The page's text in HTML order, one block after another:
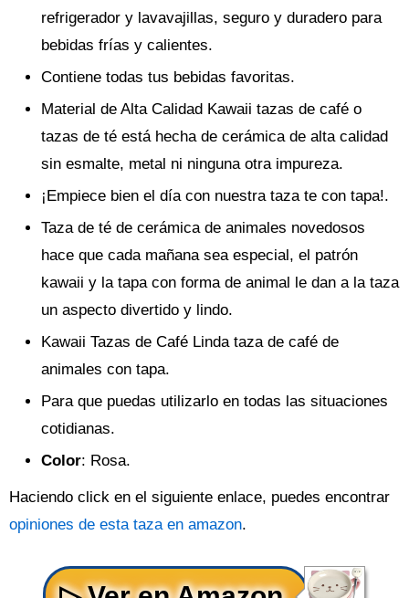
refrigerador y lavavajillas, seguro y duradero para
bebidas frías y calientes.
Contiene todas tus bebidas favoritas.
Material de Alta Calidad Kawaii tazas de café o
tazas de té está hecha de cerámica de alta calidad
sin esmalte, metal ni ninguna otra impureza.
¡Empiece bien el día con nuestra taza te con tapa!.
Taza de té de cerámica de animales novedosos
hace que cada mañana sea especial, el patrón
kawaii y la tapa con forma de animal le dan a la taza
un aspecto divertido y lindo.
Kawaii Tazas de Café Linda taza de café de
animales con tapa.
Para que puedas utilizarlo en todas las situaciones
cotidianas.
Color: Rosa.
Haciendo click en el siguiente enlace, puedes encontrar
opiniones de esta taza en amazon.